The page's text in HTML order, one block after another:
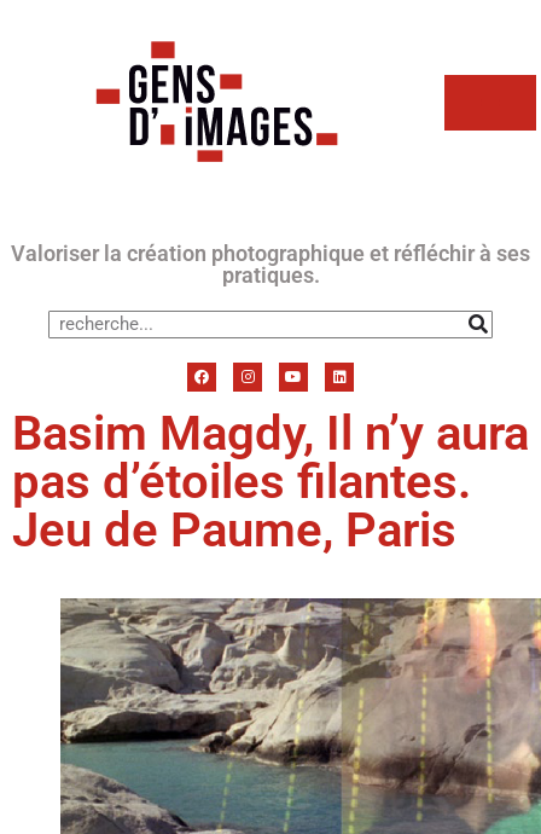
Valoriser la création photographique et réfléchir à ses
pratiques.
Basim Magdy, Il n’y aura
pas d’étoiles filantes.
Jeu de Paume, Paris